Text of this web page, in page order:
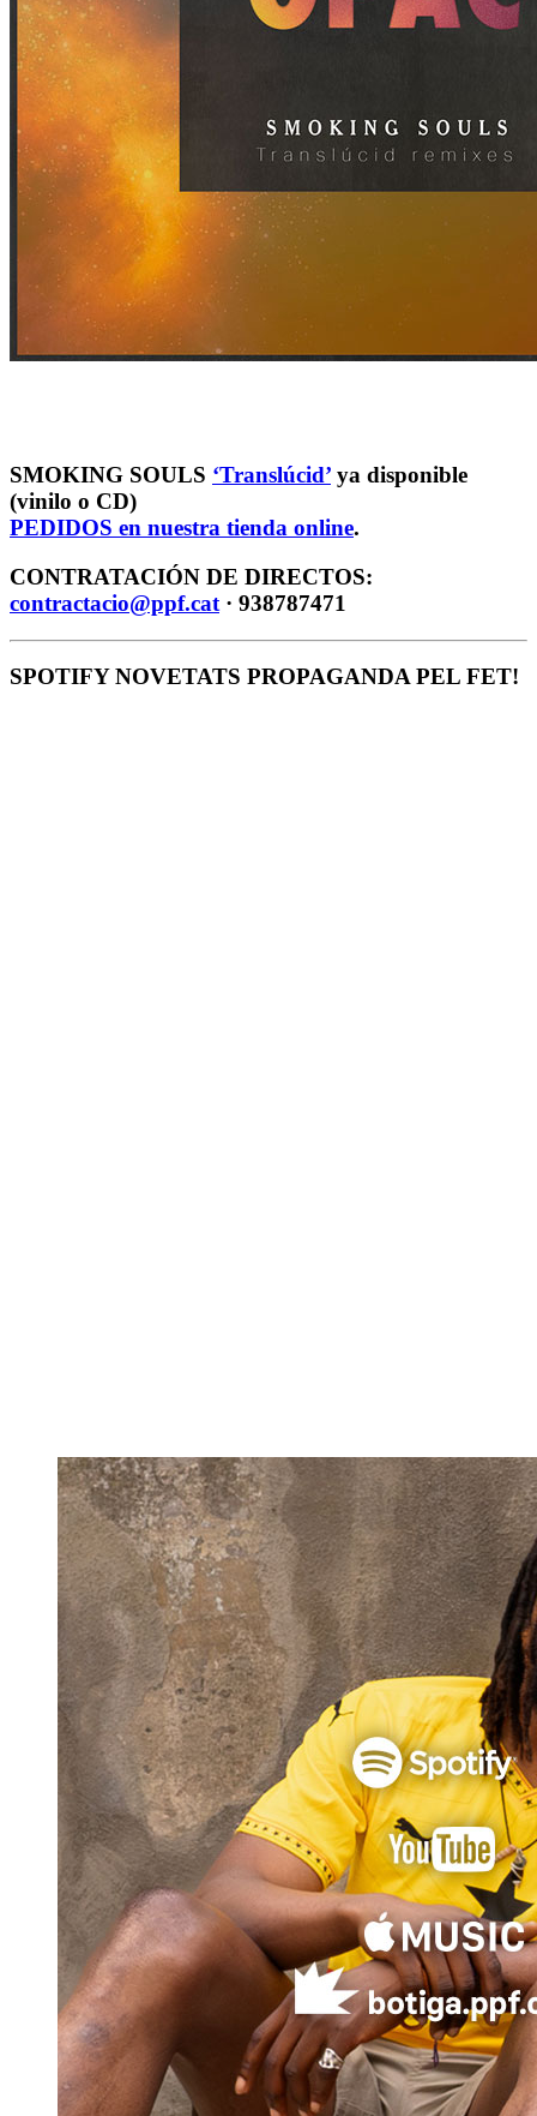
SMOKING SOULS ‘Translúcid’ ya disponible
(vinilo o CD)
PEDIDOS en nuestra tienda online.
CONTRATACIÓN DE DIRECTOS:
contractacio@ppf.cat · 938787471
SPOTIFY NOVETATS PROPAGANDA PEL FET!